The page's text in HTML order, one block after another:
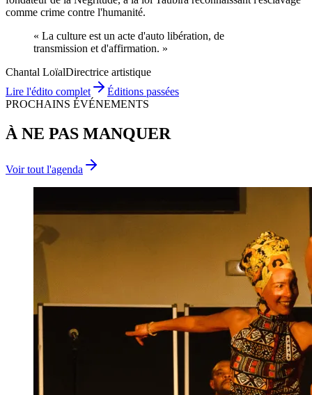
comme crime contre l'humanité.
« La culture est un acte d'auto libération, de
transmission et d'affirmation. »
Chantal LoïalDirectrice artistique
Lire l'édito complet
Éditions passées
PROCHAINS ÉVÉNEMENTS
À NE PAS MANQUER
Voir tout l'agenda